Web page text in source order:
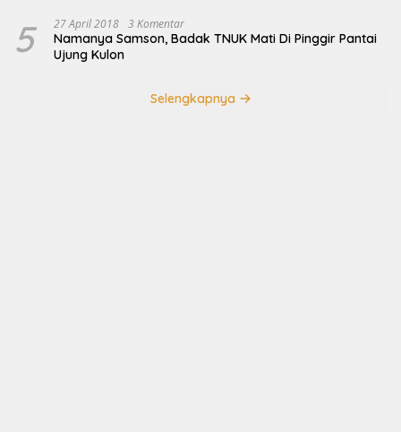
5 27 April 2018 3 Komentar
Namanya Samson, Badak TNUK Mati Di Pinggir Pantai
Ujung Kulon
Selengkapnya